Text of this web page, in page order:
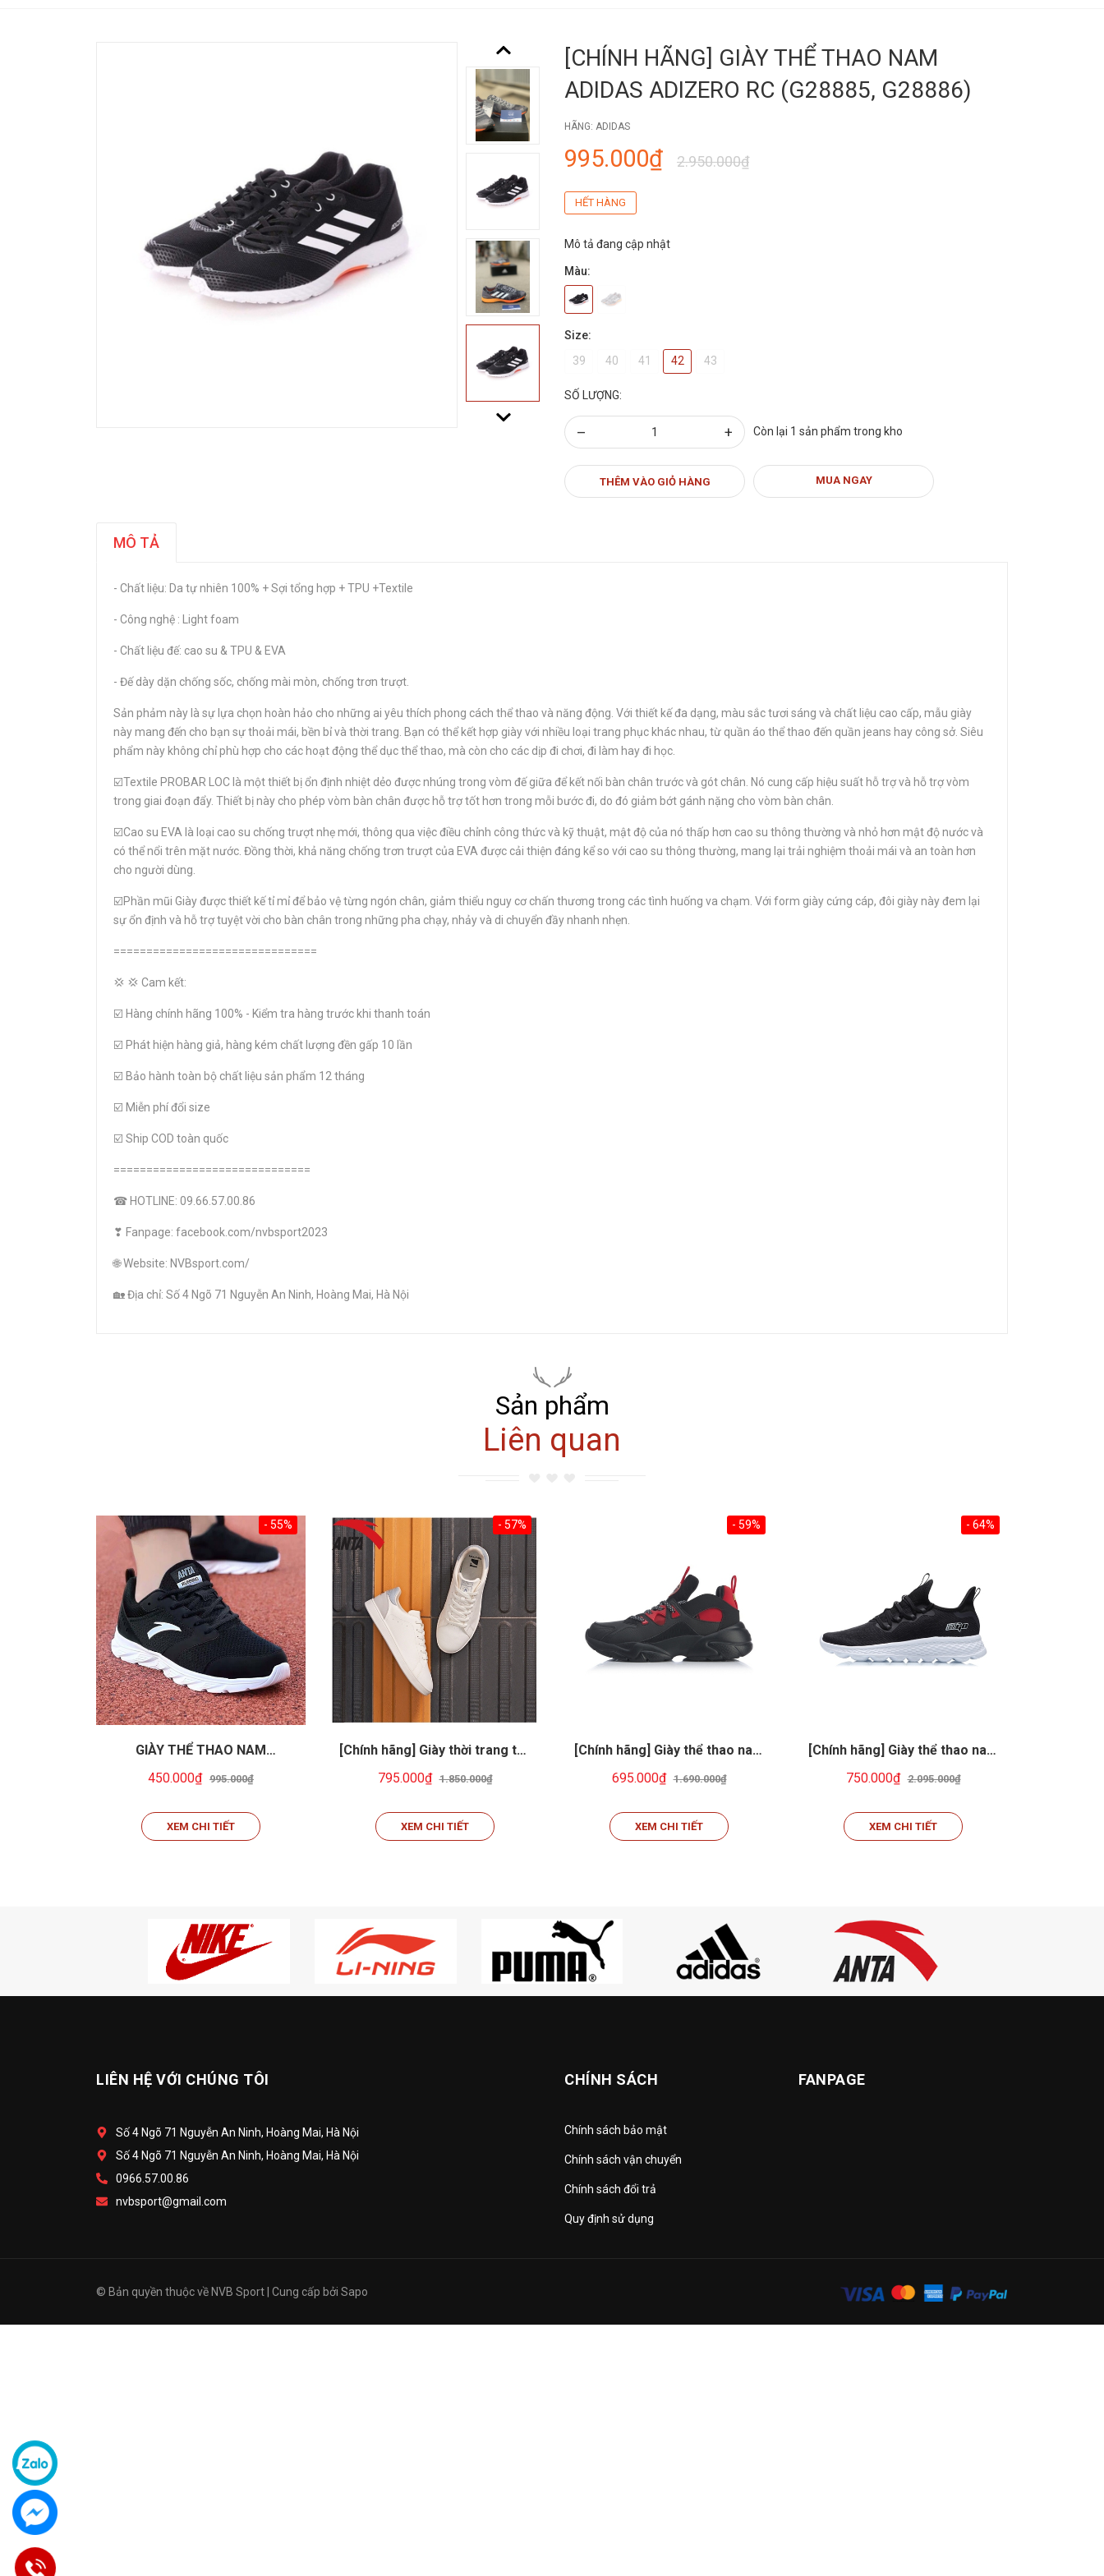
[CHÍNH HÃNG] GIÀY THỂ THAO NAM
ADIDAS ADIZERO RC (G28885, G28886)
HÃNG: ADIDAS
995.000₫ 2.950.000₫
HẾT HÀNG
Mô tả đang cập nhật
Màu:
Size:
39
40 41 42 43
SỐ LƯỢNG:
– + Còn lại 1 sản phẩm trong kho
THÊM VÀO GIỎ HÀNG MUA NGAY
MÔ TẢ
- Chất liệu: Da tự nhiên 100% + Sợi tổng hợp + TPU +Textile
- Công nghệ : Light foam
- Chất liệu đế: cao su & TPU & EVA
- Đế dày dặn chống sốc, chống mài mòn, chống trơn trượt.
Sản phảm này là sự lựa chọn hoàn hảo cho những ai yêu thích phong cách thể thao và năng động. Với thiết kế đa dạng, màu sắc tươi sáng và chất liệu cao cấp, mẫu giày
này mang đến cho bạn sự thoải mái, bền bỉ và thời trang. Bạn có thể kết hợp giày với nhiều loại trang phục khác nhau, từ quần áo thể thao đến quần jeans hay công sở. Siêu
phẩm này không chỉ phù hợp cho các hoạt động thể dục thể thao, mà còn cho các dịp đi chơi, đi làm hay đi học.
☑️Textile PROBAR LOC là một thiết bị ổn định nhiệt dẻo được nhúng trong vòm đế giữa để kết nối bàn chân trước và gót chân. Nó cung cấp hiệu suất hỗ trợ và hỗ trợ vòm
trong giai đoạn đẩy. Thiết bị này cho phép vòm bàn chân được hỗ trợ tốt hơn trong mỗi bước đi, do đó giảm bớt gánh nặng cho vòm bàn chân.
☑️Cao su EVA là loại cao su chống trượt nhẹ mới, thông qua việc điều chỉnh công thức và kỹ thuật, mật độ của nó thấp hơn cao su thông thường và nhỏ hơn mật độ nước và
có thể nổi trên mặt nước. Đồng thời, khả năng chống trơn trượt của EVA được cải thiện đáng kể so với cao su thông thường, mang lại trải nghiệm thoải mái và an toàn hơn
cho người dùng.
☑️Phần mũi Giày được thiết kế tỉ mỉ để bảo vệ từng ngón chân, giảm thiểu nguy cơ chấn thương trong các tình huống va chạm. Với form giày cứng cáp, đôi giày này đem lại
sự ổn định và hỗ trợ tuyệt vời cho bàn chân trong những pha chạy, nhảy và di chuyển đầy nhanh nhẹn.
===============================
💢 💢 Cam kết:
☑️ Hàng chính hãng 100% - Kiểm tra hàng trước khi thanh toán
☑️ Phát hiện hàng giả, hàng kém chất lượng đền gấp 10 lần
☑️ Bảo hành toàn bộ chất liệu sản phẩm 12 tháng
☑️ Miễn phí đổi size
☑️ Ship COD toàn quốc
==============================
☎ HOTLINE: 09.66.57.00.86
❣ Fanpage: facebook.com/nvbsport2023
🌐 Website: NVBsport.com/
🏡 Địa chỉ: Số 4 Ngõ 71 Nguyễn An Ninh, Hoàng Mai, Hà Nội
Sản phẩm
Liên quan
- 55%
GIÀY THỂ THAO NAM
450.000₫ 995.000₫
XEM CHI TIẾT
- 57%
[Chính hãng] Giày thời trang thể
795.000₫ 1.850.000₫
XEM CHI TIẾT
- 59%
[Chính hãng] Giày thể thao nam
695.000₫ 1.690.000₫
XEM CHI TIẾT
- 64%
[Chính hãng] Giày thể thao nam
750.000₫ 2.095.000₫
XEM CHI TIẾT
LIÊN HỆ VỚI CHÚNG TÔI
Số 4 Ngõ 71 Nguyễn An Ninh, Hoàng Mai, Hà Nội
Số 4 Ngõ 71 Nguyễn An Ninh, Hoàng Mai, Hà Nội
0966.57.00.86
nvbsport@gmail.com
CHÍNH SÁCH
Chính sách bảo mật
Chính sách vận chuyển
Chính sách đổi trả
Quy định sử dụng
FANPAGE
© Bản quyền thuộc vềNVB Sport| Cung cấp bởi Sapo